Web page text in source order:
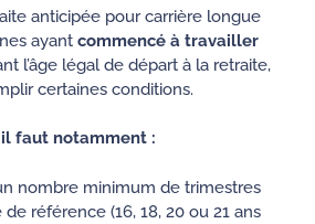
anticipée pour carrière longue
ayant commencé à travailler
l’âge légal de départ à la retraite,
certaines conditions.
faut notamment :
nombre minimum de trimestres
référence (16, 18, 20 ou 21 ans